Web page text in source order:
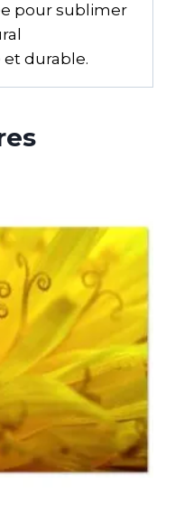
pour sublimer
durable.